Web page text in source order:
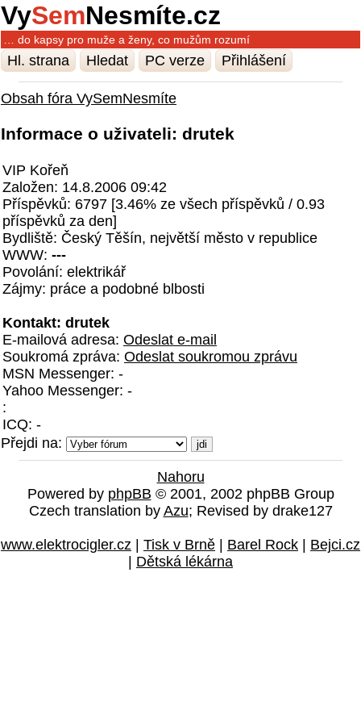
VySemNesmíte.cz
… do kapsy pro muže a ženy, co mužům rozumí
Hl. strana Hledat PC verze Přihlášení
Obsah fóra VySemNesmíte
Informace o uživateli: drutek
VIP Kořeň
Založen: 14.8.2006 09:42
Příspěvků: 6797 [3.46% ze všech příspěvků / 0.93
příspěvků za den]
Bydliště: Český Těšín, největší město v republice
WWW: ---
Povolání: elektrikář
Zájmy: práce a podobné blbosti
Kontakt: drutek
E-mailová adresa: Odeslat e-mail
Soukromá zpráva: Odeslat soukromou zprávu
MSN Messenger: -
Yahoo Messenger: -
:
ICQ: -
Přejdi na:
Nahoru
Powered by phpBB © 2001, 2002 phpBB Group
Czech translation by Azu; Revised by drake127
www.elektrocigler.cz Tisk v Brně Barel Rock
Bejci.cz
Dětská lékárna